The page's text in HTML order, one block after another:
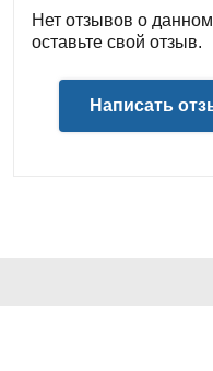
Нет отзывов о
оставьте свой отзыв.
Написать